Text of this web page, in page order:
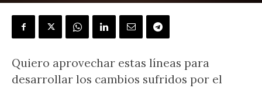
Quiero aprovechar estas líneas para
desarrollar los cambios sufridos por el